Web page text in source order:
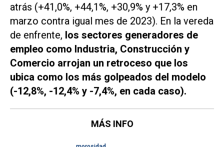
atrás (+41,0%, +44,1%, +30,9% y +17,3% en
marzo contra igual mes de 2023). En la vereda
de enfrente, los sectores generadores de
empleo como Industria, Construcción y
Comercio arrojan un retroceso que los
ubica como los más golpeados del modelo
(-12,8%, -12,4% y -7,4%, en cada caso).
MÁS INFO